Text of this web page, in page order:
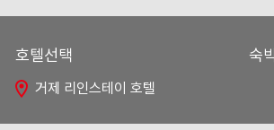
호텔선택
거제 리인스테이 호텔
숙